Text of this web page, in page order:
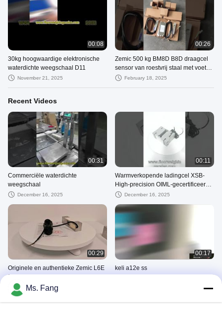
00:08
30kg hoogwaardige elektronische
waterdichte weegschaal D11
November 21, 2025
00:26
Zemic 500 kg BM8D B8D draagcel
sensor van roestvrij staal met voet
gebruikt voor platformschaal
February 18, 2025
Recent Videos
00:31
Commerciële waterdichte
weegschaal
December 16, 2025
00:11
Warmverkopende ladingcel XSB-
High-precision OIML-gecertificeerde
Micro C3 ladingcel voor industriële
December 16, 2025
00:29
Originele en authentieke Zemic L6E
300 kg weegsensoren geschikt voor
elektronische
weegschaalverpakkingsweegschaal
December 09, 2025
00:17
keli a12e ss
Ms. Fang